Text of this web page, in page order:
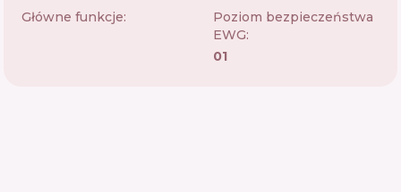
Główne funkcje:
Poziom bezpieczeństwa
EWG:
01